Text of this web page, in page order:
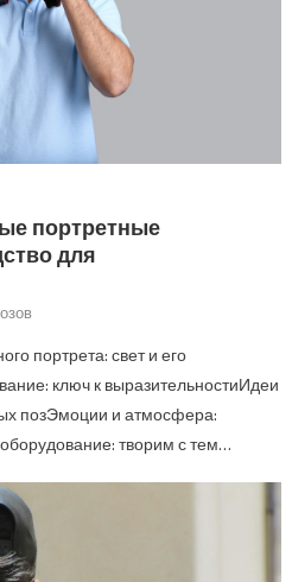
портретные
для
портрета: свет и его
ключ к выразительностиИдеи
позЭмоции и атмосфера:
творим с тем…